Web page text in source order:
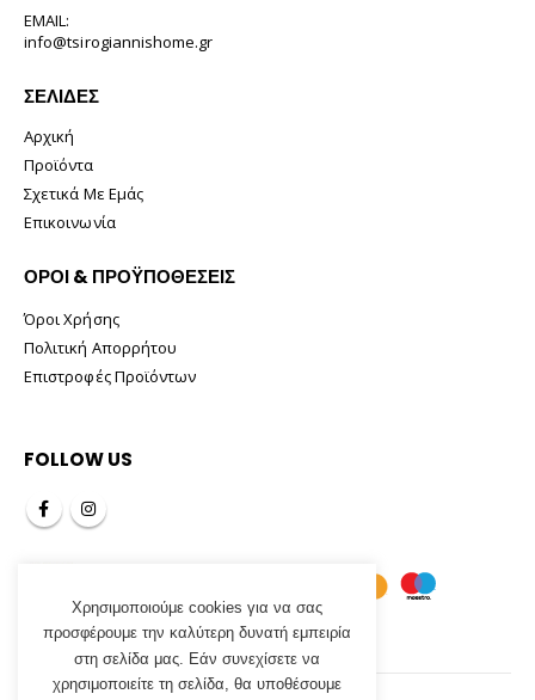
EMAIL:
info@tsirogiannishome.gr
ΣΕΛΊΔΕΣ
Αρχική
Προϊόντα
Σχετικά Με Εμάς
Επικοινωνία
ΟΡΟΙ & ΠΡΟΫΠΟΘΕΣΕΙΣ
Όροι Χρήσης
Πολιτική Απορρήτου
Επιστροφές Προϊόντων
FOLLOW US
Χρησιμοποιούμε cookies για να σας
προσφέρουμε την καλύτερη δυνατή εμπειρία
στη σελίδα μας. Εάν συνεχίσετε να
χρησιμοποιείτε τη σελίδα, θα υποθέσουμε